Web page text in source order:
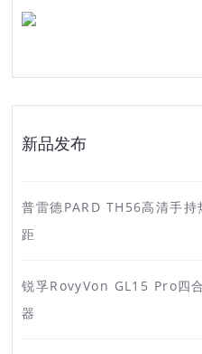
新品发布
普雷德PARD TH56高清手
距
锐孚RovyVon GL15 Pro四
器